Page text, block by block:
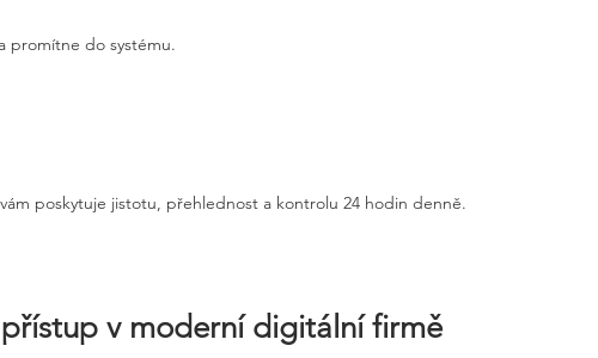
promítne do systému.
poskytuje jistotu, přehlednost a kontrolu 24 hodin denně.
v moderní digitální firmě